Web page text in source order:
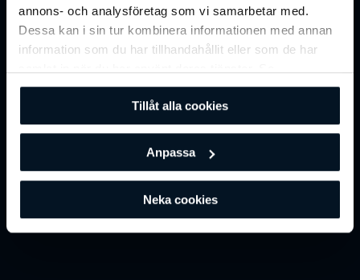
annons- och analysföretag som vi samarbetar med.
Dessa kan i sin tur kombinera informationen med annan
information som du har tillhandahållit eller som de har
vårintegritetspolicyför mer information.
Tillåt alla cookies
Anpassa
Neka cookies
MUUTAT KLUBISI HYBRIDIKUNTOKOHTEEKSI
Online-koulutus
Verkkokoulutus tekee klubistasi
hybridikuntokohteen, joka tukee sitoutumista
fyysisten käyntien ulkopuolelle ja avaa samalla
skaalautuvia digitaalisia tuloja.